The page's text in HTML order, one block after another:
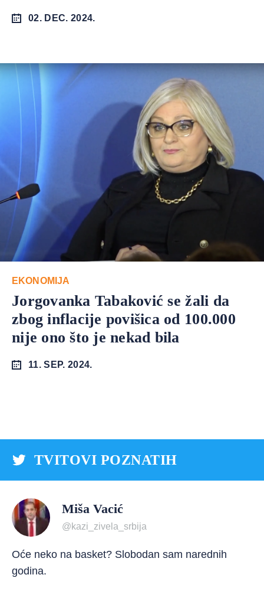
02. DEC. 2024.
EKONOMIJA
Jorgovanka Tabaković se žali da
zbog inflacije povišica od 100.000
nije ono što je nekad bila
11. SEP. 2024.
TVITOVI POZNATIH
Miša Vacić
@kazi_zivela_srbija
Oće neko na basket? Slobodan sam narednih
godina.